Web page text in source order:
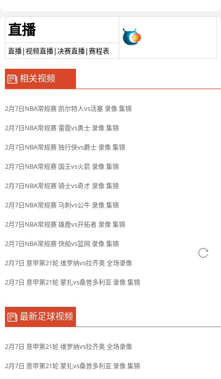
直播
直播|视频直播|决赛直播|赛程表
相关视频
2月7日NBA常规赛 凯尔特人vs活塞 录像 集锦
2月7日NBA常规赛 雷霆vs勇士 录像 集锦
2月7日NBA常规赛 独行侠vs爵士 录像 集锦
2月7日NBA常规赛 国王vs火箭 录像 集锦
2月7日NBA常规赛 骑士vs奇才 录像 集锦
2月7日NBA常规赛 马刺vs公牛 录像 集锦
2月7日NBA常规赛 雄鹿vs开拓者 录像 集锦
2月7日NBA常规赛 快船vs篮网 录像 集锦
2月7日 意甲第21轮 维罗纳vs拉齐奥 全场录像
2月7日 意甲第21轮 蒙扎vs桑普多利亚 录像 集锦
最新足球视频
2月7日 意甲第21轮 维罗纳vs拉齐奥 全场录像
2月7日 意甲第21轮 蒙扎vs桑普多利亚 录像 集锦